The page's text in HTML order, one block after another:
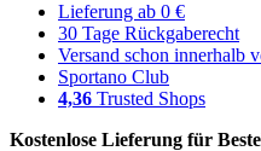
Lieferung ab 0 €
30 Tage Rückgaberecht
Versand schon innerhalb
Sportano Club
4,36 Trusted Shops
Kostenlose Lieferung für